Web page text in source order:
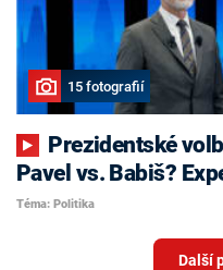
15 fotografií
Pavel vs. Babiš?
Téma: Politika
Další